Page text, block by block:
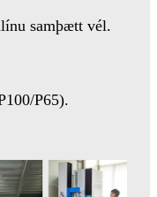
samþætt vél.
P65).